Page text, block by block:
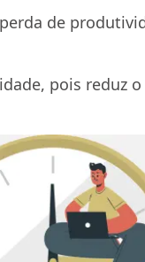
de
pois reduz